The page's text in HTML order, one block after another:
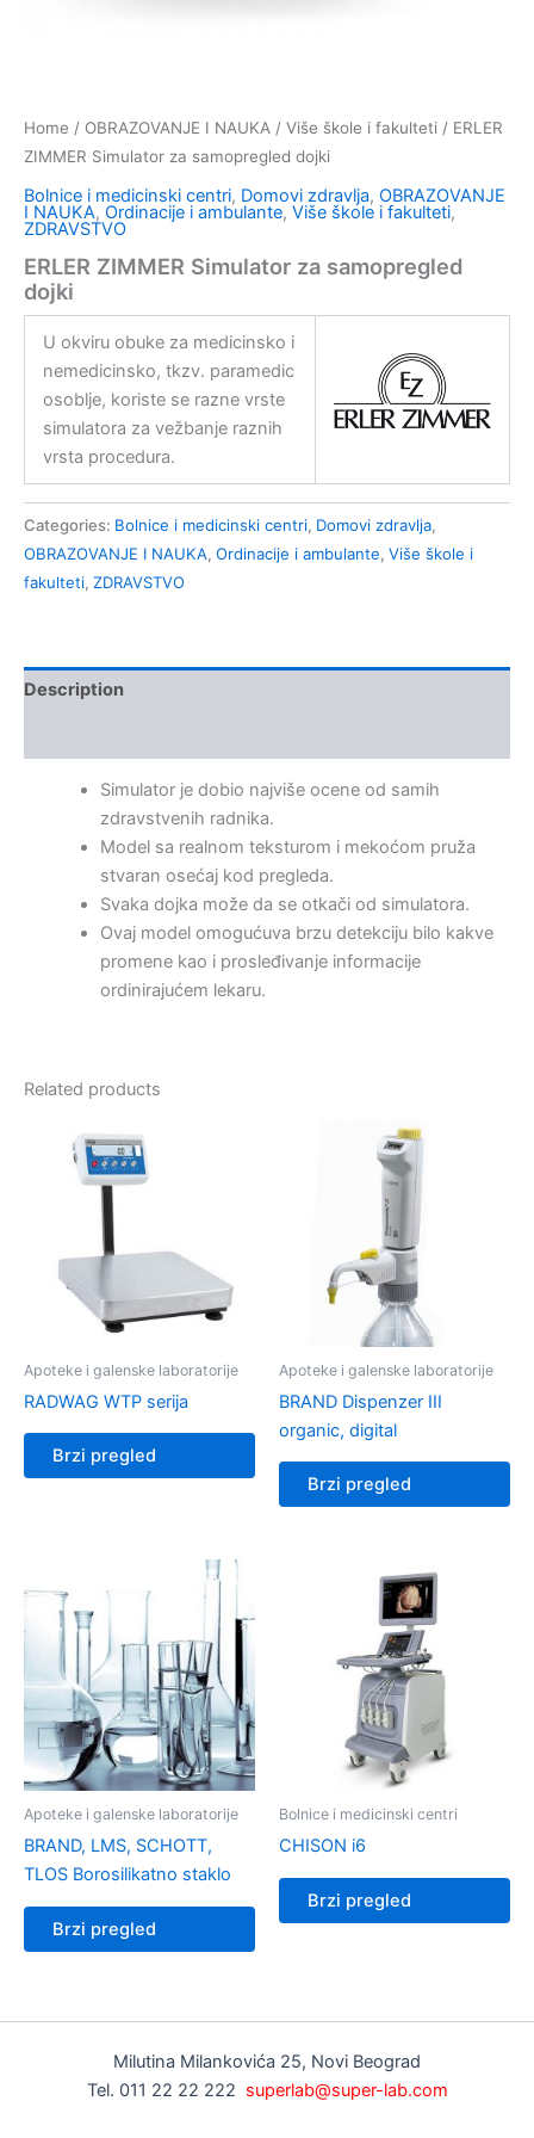
Home / OBRAZOVANJE I NAUKA / Više škole i fakulteti / ERLER
ZIMMER Simulator za samopregled dojki
Bolnice i medicinski centri, Domovi zdravlja, OBRAZOVANJE
I NAUKA, Ordinacije i ambulante, Više škole i fakulteti,
ZDRAVSTVO
ERLER ZIMMER Simulator za samopregled
dojki
U okviru obuke za medicinsko i
nemedicinsko, tkzv. paramedic
osoblje, koriste se razne vrste
simulatora za vežbanje raznih
vrsta procedura.
Categories: Bolnice i medicinski centri, Domovi zdravlja,
OBRAZOVANJE I NAUKA, Ordinacije i ambulante, Više škole i
fakulteti, ZDRAVSTVO
Description
Simulator je dobio najviše ocene od samih
zdravstvenih radnika.
Model sa realnom teksturom i mekoćom pruža
stvaran osećaj kod pregleda.
Svaka dojka može da se otkači od simulatora.
Ovaj model omogućuva brzu detekciju bilo kakve
promene kao i prosleđivanje informacije
ordinirajućem lekaru.
Related products
Apoteke i galenske laboratorije
RADWAG WTP serija
Brzi pregled
Apoteke i galenske laboratorije
BRAND Dispenzer III
organic, digital
Brzi pregled
Apoteke i galenske laboratorije
BRAND, LMS, SCHOTT,
TLOS Borosilikatno staklo
Brzi pregled
Bolnice i medicinski centri
CHISON i6
Brzi pregled
Milutina Milankovića 25, Novi Beograd
Tel. 011 22 22 222 superlab@super-lab.com